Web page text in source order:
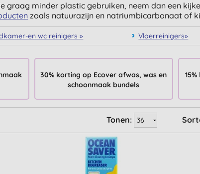
graag minder plastic gebruiken, neem dan een
zoals natuurazijn en natriumbicarbonaat of
en wc reinigers » Vloerreinigers»
30% korting op Ecover afwas, was en
schoonmaak bundels
Tonen: